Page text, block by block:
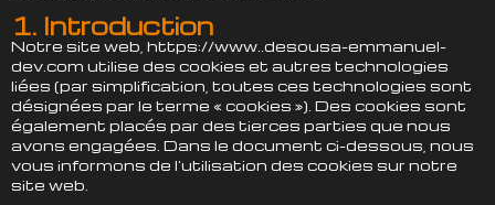
1. Introduction
Notre site web, https://www..desousa-emmanuel-
dev.com utilise des cookies et autres technologies
liées (par simplification, toutes ces technologies sont
désignées par le terme « cookies »). Des cookies sont
également placés par des tierces parties que nous
avons engagées. Dans le document ci-dessous, nous
vous informons de l’utilisation des cookies sur notre
site web.